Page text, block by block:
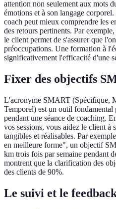
attention non seulement aux mots
émotions et à son langage
coach peut mieux comprendre les
des retours pertinents. Par
le client permet de s'assurer que
préoccupations. Une formation à
significativement l'efficacité d'une
Fixer des objectifs
L'acronyme SMART (Spécifique,
Temporel) est un outil
pendant une séance de coaching.
vos sessions, vous aidez le client à
tangibles et réalisables. Par
en meilleure forme", un objectif
km trois fois par semaine pendant
montrent que la clarification des
des clients de 90%.
Le suivi et le